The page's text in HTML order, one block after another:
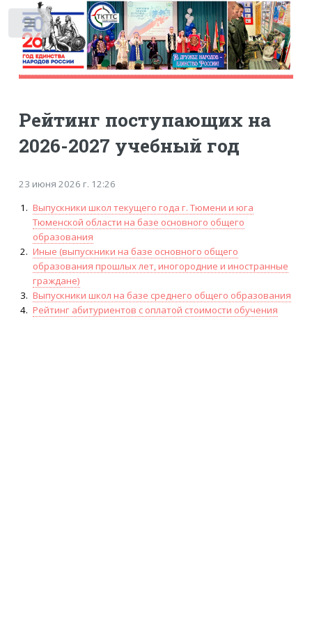
Рейтинг поступающих на
2026-2027 учебный год
23 июня 2026 г. 12:26
Выпускники школ текущего года г. Тюмени и юга
Тюменской области на базе основного общего
образования
Иные (выпускники на базе основного общего
образования прошлых лет, иногородние и иностранные
граждане)
Выпускники школ на базе среднего общего образования
Рейтинг абитуриентов с оплатой стоимости обучения
Toggle